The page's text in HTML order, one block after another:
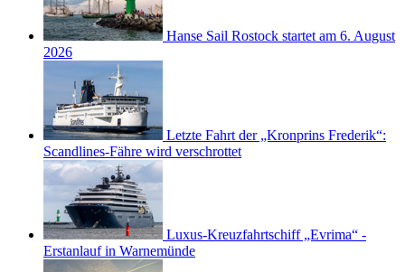
Hanse Sail Rostock startet am 6. August
2026
Letzte Fahrt der „Kronprins Frederik“:
Scandlines-Fähre wird verschrottet
Luxus-Kreuzfahrtschiff „Evrima“ -
Erstanlauf in Warnemünde